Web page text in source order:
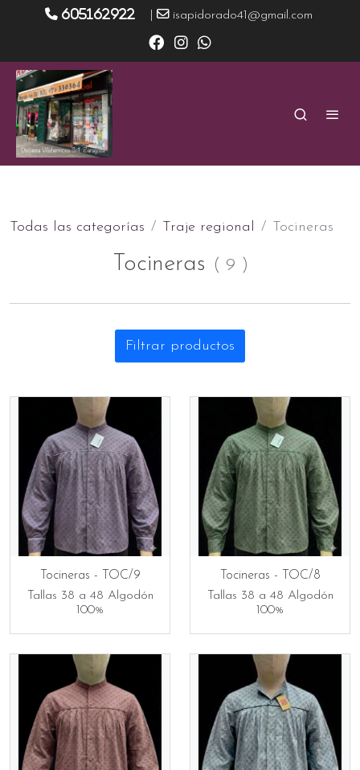
605162922 isapidorado41@gmail.com
Todas las categorías Traje regional Tocineras
Tocineras ( 9 )
Filtrar productos
Tocineras - TOC/9
Tallas 38 a 48 Algodón
100%
Tocineras - TOC/8
Tallas 38 a 48 Algodón
100%